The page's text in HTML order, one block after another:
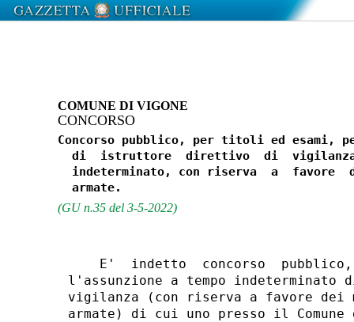
COMUNE DI VIGONE
CONCORSO
Concorso pubblico, per titoli ed esami,
di  istruttore  direttivo  di
indeterminato, con riserva  a  favore
(GU n.35 del 3-5-2022)
E'  indetto  concorso
l'assunzione a tempo
vigilanza (con riserva a favore
armate) di cui uno presso il Comune